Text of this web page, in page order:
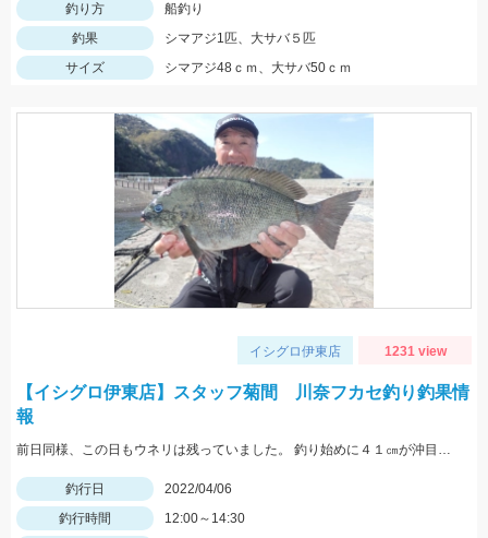
釣り方
船釣り
釣果
シマアジ1匹、大サバ５匹
サイズ
シマアジ48ｃｍ、大サバ50ｃｍ
イシグロ伊東店 1231 view
【イシグロ伊東店】スタッフ菊間 川奈フカセ釣り釣果情
報
前日同様、この日もウネリは残っていました。 釣り始めに４１㎝が沖目で釣れましたが 手前はリリースサイズが多かったです。
釣行日
2022/04/06
釣行時間
12:00～14:30